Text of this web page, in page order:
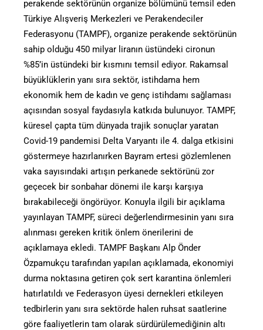
perakende sektörünün organize bölümünü temsil eden
Türkiye Alışveriş Merkezleri ve Perakendeciler
Federasyonu (TAMPF), organize perakende sektörünün
sahip olduğu 450 milyar liranın üstündeki cironun
%85’in üstündeki bir kısmını temsil ediyor. Rakamsal
büyüklüklerin yanı sıra sektör, istihdama hem
ekonomik hem de kadın ve genç istihdamı sağlaması
açısından sosyal faydasıyla katkıda bulunuyor. TAMPF,
küresel çapta tüm dünyada trajik sonuçlar yaratan
Covid-19 pandemisi Delta Varyantı ile 4. dalga etkisini
göstermeye hazırlanırken Bayram ertesi gözlemlenen
vaka sayısındaki artışın perkanede sektörünü zor
geçecek bir sonbahar dönemi ile karşı karşıya
bırakabileceği öngörüyor. Konuyla ilgili bir açıklama
yayınlayan TAMPF, süreci değerlendirmesinin yanı sıra
alınması gereken kritik önlem önerilerini de
açıklamaya ekledi. TAMPF Başkanı Alp Önder
Özpamukçu tarafından yapılan açıklamada, ekonomiyi
durma noktasına getiren çok sert karantina önlemleri
hatırlatıldı ve Federasyon üyesi dernekleri etkileyen
tedbirlerin yanı sıra sektörde halen ruhsat saatlerine
göre faaliyetlerin tam olarak sürdürülemediğinin altı